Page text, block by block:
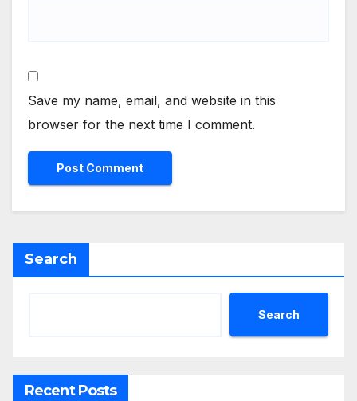
Save my name, email, and website in this
browser for the next time I comment.
Search
Search
Recent Posts